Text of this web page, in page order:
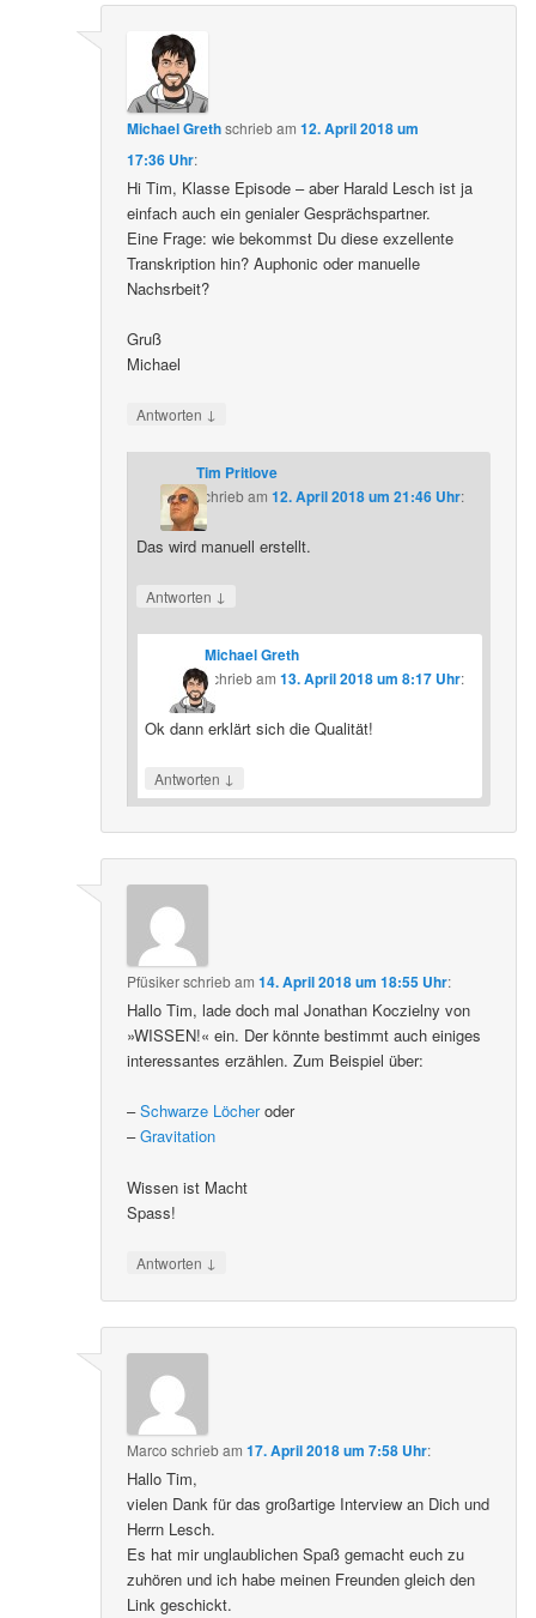
Michael Grethschriebam12. April 2018 um
17:36 Uhr:
Hi Tim, Klasse Episode – aber Harald Lesch ist ja
einfach auch ein genialer Gesprächspartner.
Eine Frage: wie bekommst Du diese exzellente
Transkription hin? Auphonic oder manuelle
Nachsrbeit?
Gruß
Michael
Antworten ↓
Tim Pritlove
schriebam 12. April 2018 um 21:46 Uhr:
Das wird manuell erstellt.
Antworten ↓
Michael Greth
schriebam13. April 2018 um 8:17 Uhr:
Ok dann erklärt sich die Qualität!
Antworten ↓
Pfüsikerschriebam14. April 2018 um 18:55 Uhr:
Hallo Tim, lade doch mal Jonathan Koczielny von
»WISSEN!« ein. Der könnte bestimmt auch einiges
interessantes erzählen. Zum Beispiel über:
–Schwarze Löcheroder
–Gravitation
Wissen ist Macht
Spass!
Antworten ↓
Marco schriebam17. April 2018 um 7:58 Uhr:
Hallo Tim,
vielen Dank für das großartige Interview an Dich und
Herrn Lesch.
Es hat mir unglaublichen Spaß gemacht euch zu
zuhören und ich habe meinen Freunden gleich den
Link geschickt.